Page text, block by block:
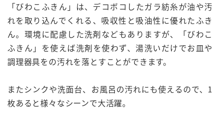
「びわこふきん」は、デコボコしたガラ紡糸が油や汚
れを取り込んでくれる、 吸収性 と吸油性 に優れたふき
ん。環境に配慮した洗剤などもありますが、「びわこ
ふきん」を使えば洗剤を使わず、湯洗いだけでお皿や
調理器具をの汚れを落とすことができます。
またシンクや洗面台、お風呂の汚れにも使えるので、1
枚あると様々なシーンで大活躍。